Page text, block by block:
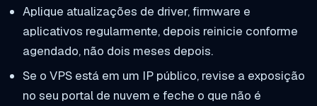
Aplique atualizações de driver, firmware e
aplicativos regularmente, depois reinicie conforme
agendado, não dois meses depois.
Se o VPS está em um IP público, revise a exposição
no seu portal de nuvem e feche o que não é